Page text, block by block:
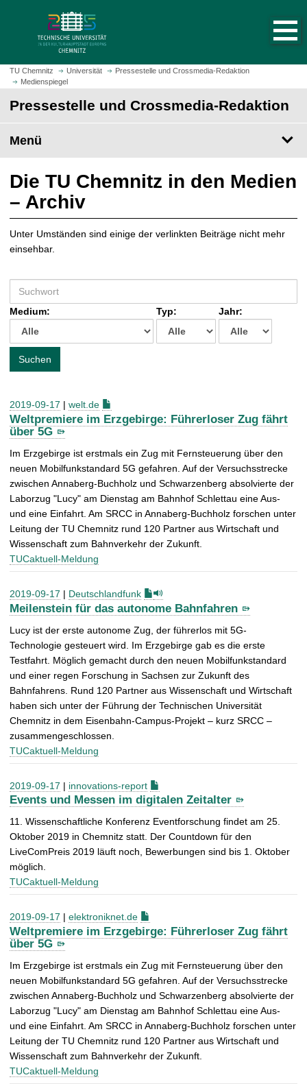
m
H
t
s
i
e
a
u
f
r
u
f
e
TU Chemnitz Universität
Pressestelle und Crossmedia-Redaktion
Medienspiegel
Pressestelle und Crossmedia-Redaktion
Menü
Die TU Chemnitz in den Medien
– Archiv
Unter Umständen sind einige der verlinkten Beiträge nicht mehr
einsehbar.
u
c
e
h
:
Medium: Typ: Jahr:
Suchen
2019-09-17 | welt.de
Weltpremiere im Erzgebirge: Führerloser Zug fährt
über 5G
Im Erzgebirge ist erstmals ein Zug mit Fernsteuerung über den
neuen Mobilfunkstandard 5G gefahren. Auf der Versuchsstrecke
zwischen Annaberg-Buchholz und Schwarzenberg absolvierte der
Laborzug "Lucy" am Dienstag am Bahnhof Schlettau eine Aus-
und eine Einfahrt. Am SRCC in Annaberg-Buchholz forschen unter
Leitung der TU Chemnitz rund 120 Partner aus Wirtschaft und
Wissenschaft zum Bahnverkehr der Zukunft.
TUCaktuell-Meldung
2019-09-17 | Deutschlandfunk
Meilenstein für das autonome Bahnfahren
Lucy ist der erste autonome Zug, der führerlos mit 5G-
Technologie gesteuert wird. Im Erzgebirge gab es die erste
Testfahrt. Möglich gemacht durch den neuen Mobilfunkstandard
und einer regen Forschung in Sachsen zur Zukunft des
Bahnfahrens. Rund 120 Partner aus Wissenschaft und Wirtschaft
haben sich unter der Führung der Technischen Universität
Chemnitz in dem Eisenbahn-Campus-Projekt – kurz SRCC –
zusammengeschlossen.
TUCaktuell-Meldung
2019-09-17 | innovations-report
Events und Messen im digitalen Zeitalter
11. Wissenschaftliche Konferenz Eventforschung findet am 25.
Oktober 2019 in Chemnitz statt. Der Countdown für den
LiveComPreis 2019 läuft noch, Bewerbungen sind bis 1. Oktober
möglich.
TUCaktuell-Meldung
2019-09-17 | elektroniknet.de
Weltpremiere im Erzgebirge: Führerloser Zug fährt
über 5G
Im Erzgebirge ist erstmals ein Zug mit Fernsteuerung über den
neuen Mobilfunkstandard 5G gefahren. Auf der Versuchsstrecke
zwischen Annaberg-Buchholz und Schwarzenberg absolvierte der
Laborzug "Lucy" am Dienstag am Bahnhof Schlettau eine Aus-
und eine Einfahrt. Am SRCC in Annaberg-Buchholz forschen unter
Leitung der TU Chemnitz rund 120 Partner aus Wirtschaft und
Wissenschaft zum Bahnverkehr der Zukunft.
TUCaktuell-Meldung